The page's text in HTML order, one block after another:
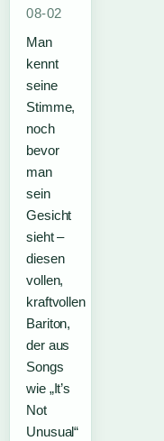
08-02
Man
kennt
seine
Stimme,
noch
bevor
man
sein
Gesicht
sieht –
diesen
vollen,
kraftvollen
Bariton,
der aus
Songs
wie „It’s
Not
Unusual“